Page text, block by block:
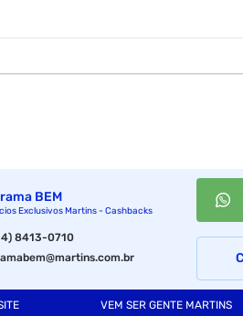
BEM
Exclusivos Martins - Cashbacks
8413-0710
VEM SER GENTE MARTINS